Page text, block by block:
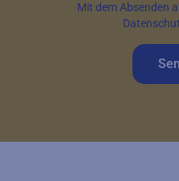
Mit dem Absenden